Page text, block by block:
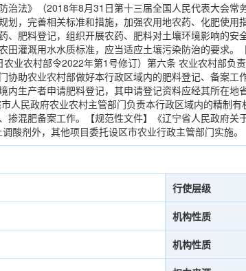
治法》（2018年8月31日第十三届全国人民代表大会
划，完善相关标准和措施，加强农用地农药、化肥使用
、肥料登记，组织开展农药、肥料对土壤环境影响的
田灌溉用水水质标准，应当适应土壤污染防治的要求
业农村部令2022年第1号修订）第六条 农业农村部负
协助农业农村部做好本行政区域内的肥料登记、备案
内生产者申请肥料登记，其申请登记资料应经其所在
人民政府农业农村主管部门负责本行政区域内的精制
掺混肥备案工作。【规范性文件】《辽宁省人民政府关
酸剂外，其他项目委托设区市农业行政主管部门实施。
行使层级
机构性质
机构性质